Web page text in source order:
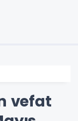
vefat